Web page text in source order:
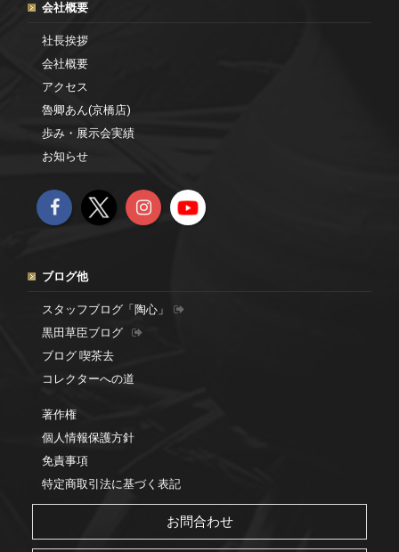
会社概要
社長挨拶
会社概要
アクセス
魯卿あん(京橋店)
歩み・展示会実績
お知らせ
ブログ他
スタッフブログ「陶心」
黒田草臣ブログ
ブログ 喫茶去
コレクターへの道
著作権
個人情報保護方針
免責事項
特定商取引法に基づく表記
お問合わせ